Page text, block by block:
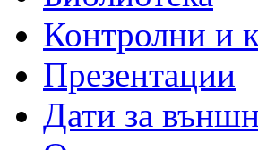
Контролни и
Презентации
Дати за